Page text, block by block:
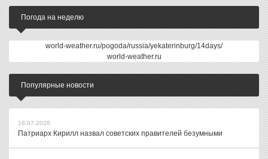
Погода на неделю
world-weather.ru/pogoda/russia/yekaterinburg/14days/
world-weather.ru
Популярные новости
16.07.2026
Патриарх Кирилл назвал советских правителей безумными